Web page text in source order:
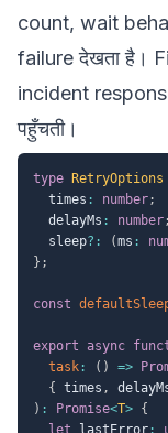
count, wait
failure देखता है।
incident
पहुँचती।
type RetryOptions
  times
: number;
  delayMs
: number;
  sleep
? : (ms :
} ;
const
export async
task : ( ) =>
{
times ,
) : Promise<T> {
let lastError :